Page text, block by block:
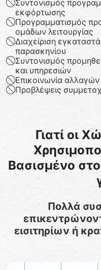
Συντονισμός
εκφόρτωσης
Προγραμματισμός
ομάδων λειτουργίας
Διαχείριση
παρασκηνίου
Συντονισμός
και υπηρεσιών
Επικοινωνία
Προβλέψεις
Γιατί οι
Βασισμένο
Πολλά
εισιτηρίων ή